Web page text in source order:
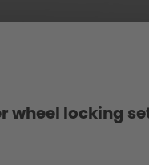
wheel locking